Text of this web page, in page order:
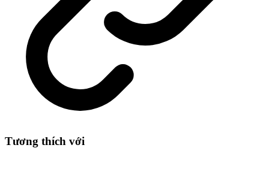
Tương thích với